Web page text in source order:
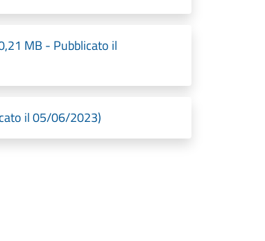
MB - Pubblicato il
il 05/06/2023)